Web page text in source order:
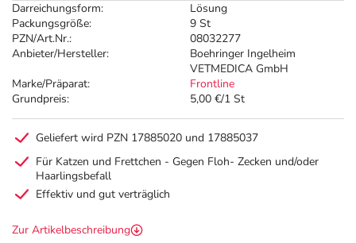
Darreichungsform:
Lösung
Packungsgröße:
9 St
PZN/Art.Nr.:
08032277
Anbieter/Hersteller:
Boehringer Ingelheim
VETMEDICA GmbH
Marke/Präparat:
Frontline
Grundpreis:
5,00 €/1 St
Geliefert wird PZN 17885020 und 17885037
Für Katzen und Frettchen - Gegen Floh- Zecken und/oder
Haarlingsbefall
Effektiv und gut verträglich
Zur Artikelbeschreibung